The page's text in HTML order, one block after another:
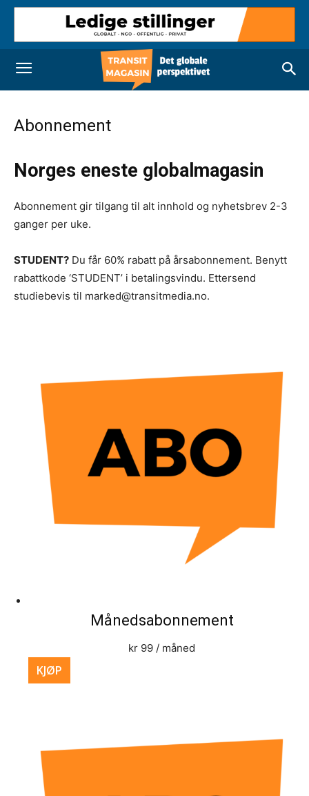
Abonnement
Norges eneste globalmagasin
Abonnement gir tilgang til alt innhold og nyhetsbrev 2-3
ganger per uke.
STUDENT? Du får 60% rabatt på årsabonnement. Benytt
rabattkode ‘STUDENT’ i betalingsvindu. Ettersend
studiebevis til marked@transitmedia.no.
Månedsabonnement
kr 99 / måned
KJØP